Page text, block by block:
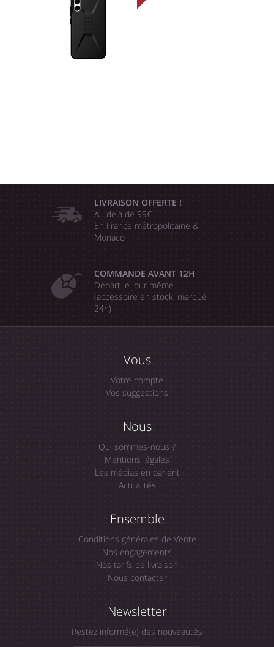
LIVRAISON OFFERTE !
Au delà de 99€
En France métropolitaine &
Monaco
COMMANDE AVANT 12H
Départ le jour même !
(accessoire en stock, marqué
24h)
Vous
Votre compte
Vos suggestions
Nous
Qui sommes-nous ?
Mentions légales
Les médias en parlent
Actualités
Ensemble
Conditions générales de Vente
Nos engagements
Nos tarifs de livraison
Nous contacter
Newsletter
Restez informé(e) des nouveautés